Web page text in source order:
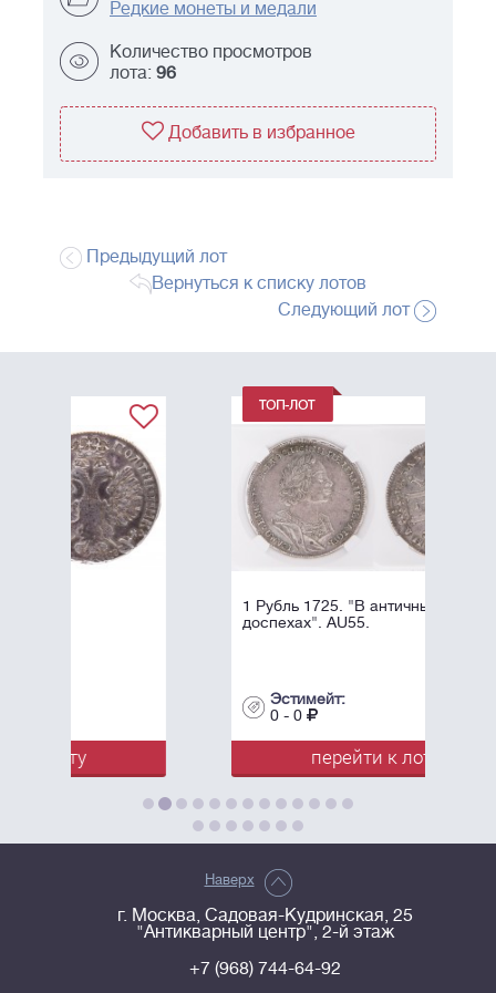
Редкие монеты и медали
Количество просмотров
лота: 96
Добавить в избранное
Предыдущий лот
Вернуться к списку лотов
Следующий лот
1 Рубль 1725. "В античных
доспехах". AU55.
перейти к лоту
Наверх
г. Москва, Садовая-Кудринская, 25
"Антикварный центр", 2-й этаж
+7 (968) 744-64-92